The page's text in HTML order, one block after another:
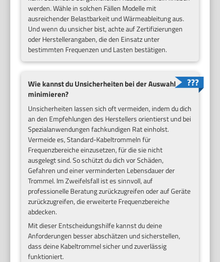
werden. Wähle in solchen Fällen Modelle mit
ausreichender Belastbarkeit und Wärmeableitung aus.
Und wenn du unsicher bist, achte auf Zertifizierungen
oder Herstellerangaben, die den Einsatz unter
bestimmten Frequenzen und Lasten bestätigen.
Wie kannst du Unsicherheiten bei der Auswahl
minimieren?
Unsicherheiten lassen sich oft vermeiden, indem du dich
an den Empfehlungen des Herstellers orientierst und bei
Spezialanwendungen fachkundigen Rat einholst.
Vermeide es, Standard-Kabeltrommeln für
Frequenzbereiche einzusetzen, für die sie nicht
ausgelegt sind. So schützt du dich vor Schäden,
Gefahren und einer verminderten Lebensdauer der
Trommel. Im Zweifelsfall ist es sinnvoll, auf
professionelle Beratung zurückzugreifen oder auf Geräte
zurückzugreifen, die erweiterte Frequenzbereiche
abdecken.
Mit dieser Entscheidungshilfe kannst du deine
Anforderungen besser abschätzen und sicherstellen,
dass deine Kabeltrommel sicher und zuverlässig
funktioniert.